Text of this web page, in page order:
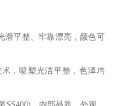
滑平整、牢靠漂亮，颜色可
，喷塑光洁平整，色泽均
，内部品质、外观、